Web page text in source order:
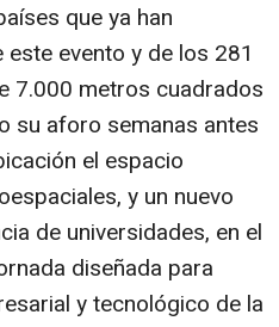
que ya han
evento y de los 281
7.000 metros cuadrados
su aforo semanas antes
el espacio
y un nuevo
de universidades, en el
diseñada para
y tecnológico de la